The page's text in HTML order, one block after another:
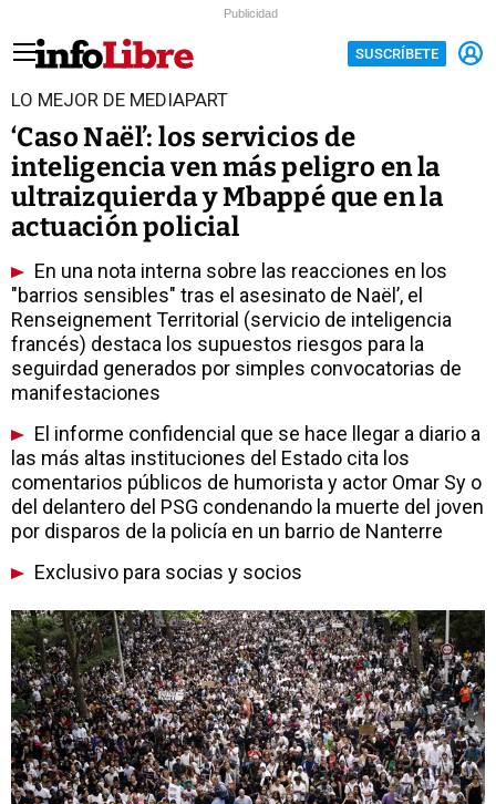
Publicidad
SUSCRÍBETE
LO MEJOR DE MEDIAPART
‘Caso Naël’: los servicios de
inteligencia ven más peligro en la
ultraizquierda y Mbappé que en la
actuación policial
En una nota interna sobre las reacciones en los
"barrios sensibles" tras el asesinato de Naël’, el
Renseignement Territorial (servicio de inteligencia
francés) destaca los supuestos riesgos para la
seguirdad generados por simples convocatorias de
manifestaciones
El informe confidencial que se hace llegar a diario a
las más altas instituciones del Estado cita los
comentarios públicos de humorista y actor Omar Sy o
del delantero del PSG condenando la muerte del joven
por disparos de la policía en un barrio de Nanterre
Exclusivo para socias y socios